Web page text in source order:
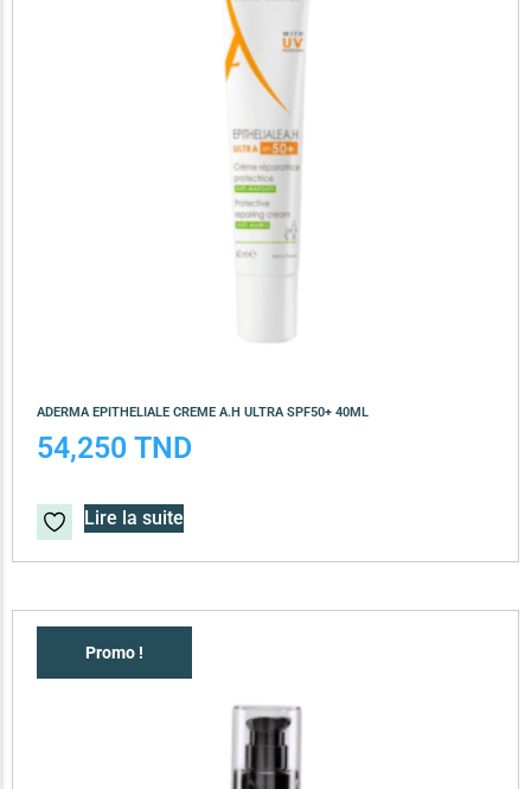
Promo !
ADERMA EPITHELIALE CREME A.H ULTRA SPF50+ 40ML
54,250 TND
Lire la suite